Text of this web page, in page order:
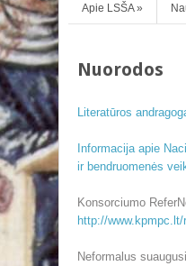
Apie LSŠA»
Nuorodos
Literatūros
Informacija apie
ir bendruomenės
Konsorciumo
http://
Neformalus